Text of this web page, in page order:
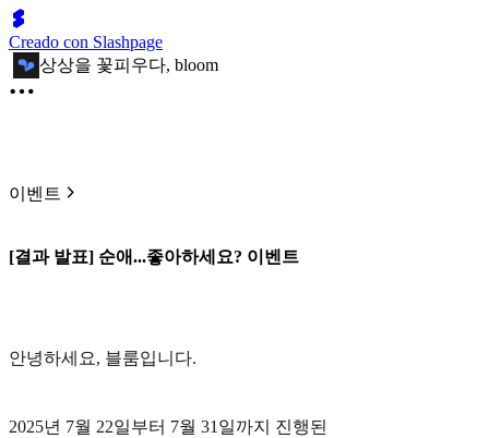
Creado con Slashpage
상상을 꽃피우다, bloom
이벤트
[결과 발표] 순애...좋아하세요? 이벤트
안녕하세요, 블룸입니다.
2025년 7월 22일부터 7월 31일까지 진행된